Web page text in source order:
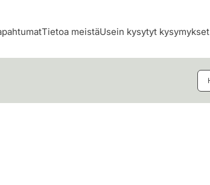
Tietoa meistäUsein kysytyt kysymykset